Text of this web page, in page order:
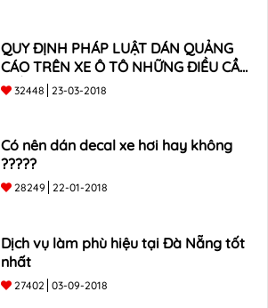
QUY ĐỊNH PHÁP LUẬT DÁN QUẢNG
CÁO TRÊN XE Ô TÔ NHỮNG ĐIỀU CẦN
BIẾT mới nhất 2018 ???
32448 23-03-2018
Có nên dán decal xe hơi hay không
?????
28249 22-01-2018
Dịch vụ làm phù hiệu tại Đà Nẵng tốt
nhất
27402 03-09-2018